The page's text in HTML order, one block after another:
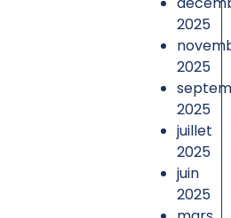
2025
2025
2025
juillet
2025
juin
2025